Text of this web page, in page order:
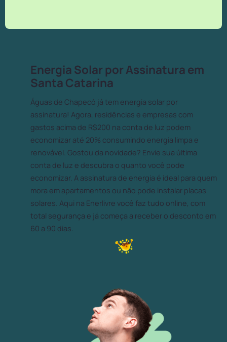
Energia Solar por Assinatura em
Santa Catarina
Águas de Chapecó já tem energia solar por
assinatura! Agora, residências e empresas com
gastos acima de R$200 na conta de luz podem
economizar até 20% consumindo energia limpa e
renovável. Gostou da novidade? Envie sua última
conta de luz e descubra o quanto você pode
economizar. A assinatura de energia é ideal para quem
mora em apartamentos ou não pode instalar placas
solares. Aqui na Enerlivre você faz tudo online, com
total segurança e já começa a receber o desconto em
60 a 90 dias.